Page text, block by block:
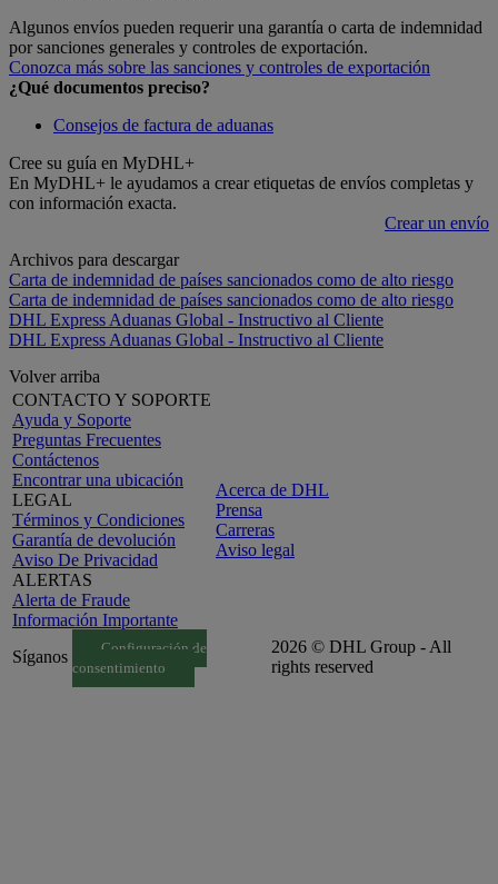
Algunos envíos pueden requerir una garantía o carta de indemnidad
por sanciones generales y controles de exportación.
Conozca más sobre las sanciones y controles de exportación
¿Qué documentos preciso?
Consejos de factura de aduanas
Cree su guía en MyDHL+
En MyDHL+ le ayudamos a crear etiquetas de envíos completas y
con información exacta.
Crear un envío
Archivos para descargar
Carta de indemnidad de países sancionados como de alto riesgo
Carta de indemnidad de países sancionados como de alto riesgo
DHL Express Aduanas Global - Instructivo al Cliente
DHL Express Aduanas Global - Instructivo al Cliente
Volver arriba
CONTACTO Y SOPORTE
Ayuda y Soporte
Preguntas Frecuentes
Contáctenos
Encontrar una ubicación
LEGAL
Términos y Condiciones
Garantía de devolución
Aviso De Privacidad
ALERTAS
Alerta de Fraude
Información Importante
Acerca de DHL
Prensa
Carreras
Aviso legal
Síganos
Configuración de
consentimiento
2026 © DHL Group - All
rights reserved